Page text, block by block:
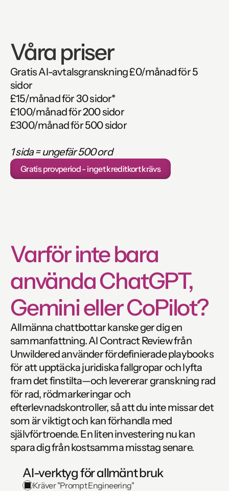
Våra priser
Gratis AI-avtalsgranskning £0/månad för 5
sidor
£15/månad för 30 sidor*
£100/månad för 200 sidor
£300/månad för 500 sidor
1 sida = ungefär 500 ord
Gratis provperiod - inget kreditkort krävs
Varför inte bara
använda ChatGPT,
Gemini eller CoPilot?
Allmänna chattbottar kanske ger dig en
sammanfattning. AI Contract Review från
Unwildered använder fördefinierade playbooks
för att upptäcka juridiska fallgropar och lyfta
fram det finstilta—och levererar granskning rad
för rad, rödmarkeringar och
efterlevnadskontroller, så att du inte missar det
som är viktigt och kan förhandla med
självförtroende. En liten investering nu kan
spara dig från kostsamma misstag senare.
AI-verktyg för allmänt bruk
Kräver "Prompt Engineering"